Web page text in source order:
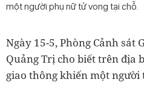
một người phụ nữ tử vong tại chỗ.
Ngày 15-5, Phòng Cảnh sát
Quảng Trị cho biết trên địa
giao thông khiến một người